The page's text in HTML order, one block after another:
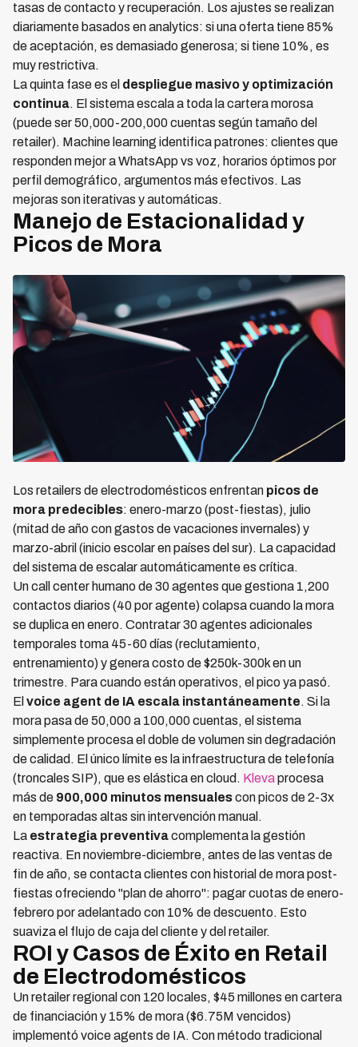
tasas de contacto y recuperación. Los ajustes se realizan
diariamente basados en analytics: si una oferta tiene 85%
de aceptación, es demasiado generosa; si tiene 10%, es
muy restrictiva.
La quinta fase es el despliegue masivo y optimización
continua. El sistema escala a toda la cartera morosa
(puede ser 50,000-200,000 cuentas según tamaño del
retailer). Machine learning identifica patrones: clientes que
responden mejor a WhatsApp vs voz, horarios óptimos por
perfil demográfico, argumentos más efectivos. Las
mejoras son iterativas y automáticas.
Manejo de Estacionalidad y
Picos de Mora
Los retailers de electrodomésticos enfrentan picos de
mora predecibles: enero-marzo (post-fiestas), julio
(mitad de año con gastos de vacaciones invernales) y
marzo-abril (inicio escolar en países del sur). La capacidad
del sistema de escalar automáticamente es crítica.
Un call center humano de 30 agentes que gestiona 1,200
contactos diarios (40 por agente) colapsa cuando la mora
se duplica en enero. Contratar 30 agentes adicionales
temporales toma 45-60 días (reclutamiento,
entrenamiento) y genera costo de $250k-300k en un
trimestre. Para cuando están operativos, el pico ya pasó.
El voice agent de IA escala instantáneamente. Si la
mora pasa de 50,000 a 100,000 cuentas, el sistema
simplemente procesa el doble de volumen sin degradación
de calidad. El único límite es la infraestructura de telefonía
(troncales SIP), que es elástica en cloud. Klevaprocesa
más de 900,000 minutos mensualescon picos de 2-3x
en temporadas altas sin intervención manual.
La estrategia preventivacomplementa la gestión
reactiva. En noviembre-diciembre, antes de las ventas de
fin de año, se contacta clientes con historial de mora post-
fiestas ofreciendo "plan de ahorro": pagar cuotas de enero-
febrero por adelantado con 10% de descuento. Esto
suaviza el flujo de caja del cliente y del retailer.
ROI y Casos de Éxito en Retail
de Electrodomésticos
Un retailer regional con 120 locales, $45 millones en cartera
de financiación y 15% de mora ($6.75M vencidos)
implementó voice agents de IA. Con método tradicional